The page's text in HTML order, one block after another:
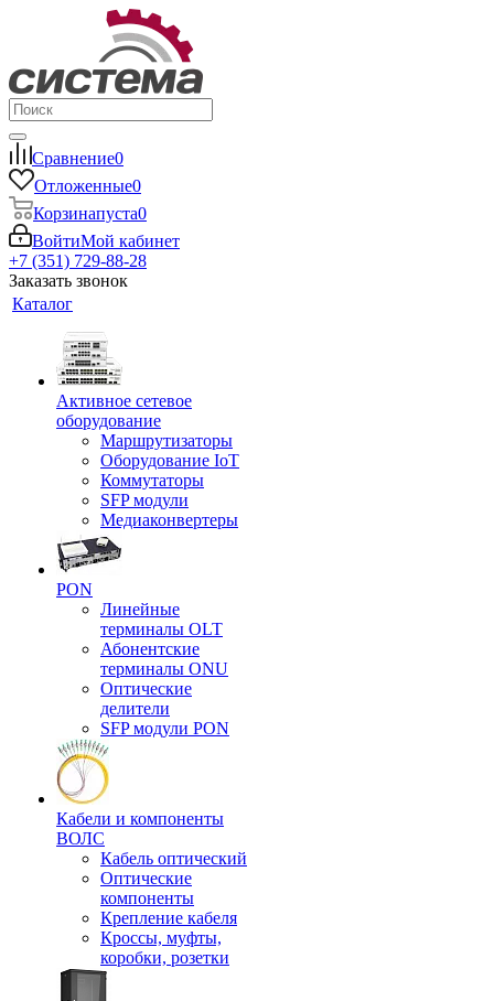
Сравнение0
Отложенные0
Корзинапуста0
ВойтиМой кабинет
+7 (351) 729-88-28
Заказать звонок
Каталог
Активное сетевое
оборудование
Маршрутизаторы
Оборудование IoT
Коммутаторы
SFP модули
Медиаконвертеры
PON
Линейные
терминалы OLT
Абонентские
терминалы ONU
Оптические
делители
SFP модули PON
Кабели и компоненты
ВОЛС
Кабель оптический
Оптические
компоненты
Крепление кабеля
Кроссы, муфты,
коробки, розетки